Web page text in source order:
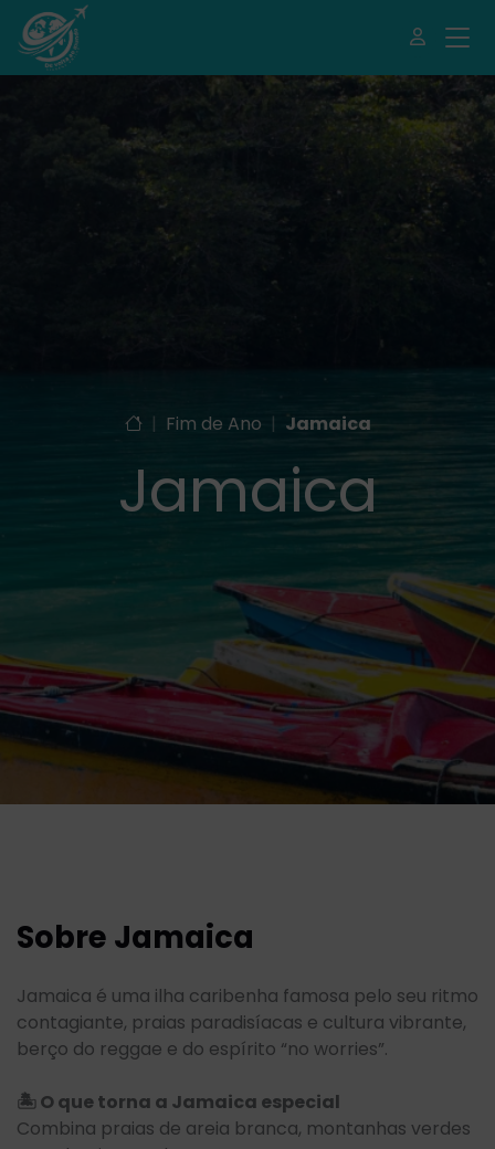
| Fim de Ano | Jamaica
Jamaica
Sobre Jamaica
Jamaica é uma ilha caribenha famosa pelo seu ritmo
contagiante, praias paradisíacas e cultura vibrante,
berço do reggae e do espírito “no worries”.
🏝️ O que torna a Jamaica especial
Combina praias de areia branca, montanhas verdes